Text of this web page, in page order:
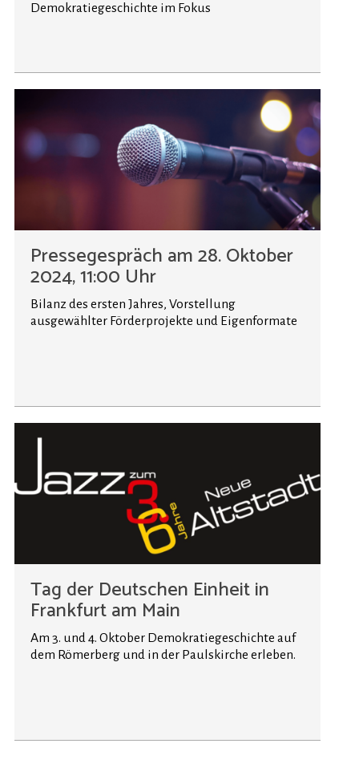
Demokratiegeschichte im Fokus
Pressegespräch am 28. Oktober
2024, 11:00 Uhr
Bilanz des ersten Jahres, Vorstellung
ausgewählter Förderprojekte und Eigenformate
Tag der Deutschen Einheit in
Frankfurt am Main
Am 3. und 4. Oktober Demokratiegeschichte auf
dem Römerberg und in der Paulskirche erleben.